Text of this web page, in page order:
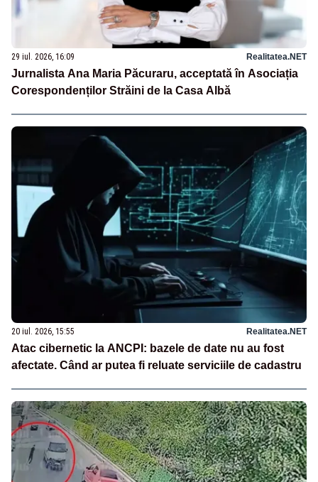
29 iul. 2026, 16:09 Realitatea.NET
Jurnalista Ana Maria Păcuraru, acceptată în Asociația
Corespondenților Străini de la Casa Albă
20 iul. 2026, 15:55 Realitatea.NET
Atac cibernetic la ANCPI: bazele de date nu au fost
afectate. Când ar putea fi reluate serviciile de cadastru